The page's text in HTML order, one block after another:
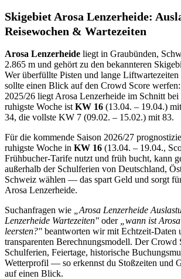
Skigebiet Arosa Lenzerheide:
Reisewochen & Wartezeiten
Arosa Lenzerheide liegt in Graubünden,
2.865 m und gehört zu den bekannteren
Wer überfüllte Pisten und lange Liftwartezeiten
sollte einen Blick auf den Crowd Score
2025/26 liegt Arosa Lenzerheide im Schnitt bei
ruhigste Woche ist KW 16 (13.04. – 19.04.)
34, die vollste KW 7 (09.02. – 15.02.) mit 83.
Für die kommende Saison 2026/27
ruhigste Woche in KW 16 (13.04. – 19.04.,
Frühbucher-Tarife nutzt und früh bucht, kann
außerhalb der Schulferien von Deutschland,
Schweiz wählen — das spart Geld und sorgt
Arosa Lenzerheide.
Suchanfragen wie
„Arosa Lenzerheide
Lenzerheide Wartezeiten" oder
„wann ist
leersten?" beantworten wir mit Echtzeit-Daten
transparenten Berechnungsmodell. Der Crowd
Schulferien, Feiertage, historische
Wetterprofil — so erkennst du Stoßzeiten und
auf einen Blick.